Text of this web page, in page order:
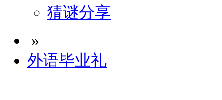
猜谜分享
»
外语毕业礼